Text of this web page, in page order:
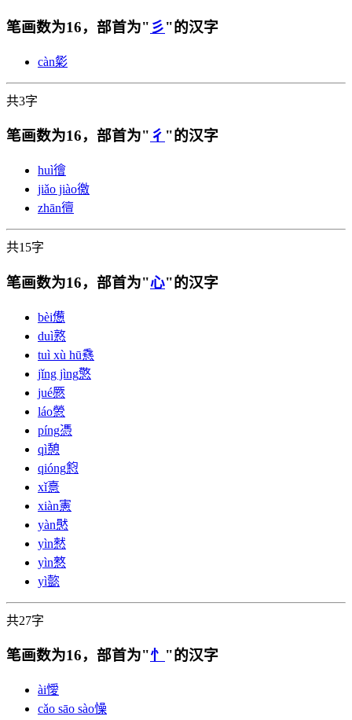
笔画数为16，部首为" 彡"的汉字
càn㣓
共3字
笔画数为16，部首为" 彳 "的汉字
huì徻
jiǎo jiào徼
zhān㣶
共15字
笔画数为16，部首为"心"的汉字
bèi憊
duì憝
tuì xù hū㦌
jǐng jìng憼
jué憠
láo憥
píng憑
qì憩
qióng憌
xǐ憙
xiàn憲
yàn㦔
yìn憖
yìn憗
yì㦤
共27字
笔画数为16，部首为"忄 "的汉字
ài懓
cǎo sāo sào懆